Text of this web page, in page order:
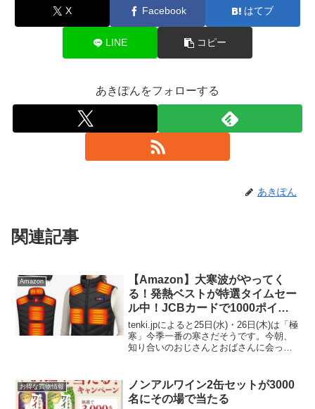
X Facebook はてブ
LINE コピー
あきぽんをフォローする
あきぽん
関連記事
Amazon
【Amazon】大寒波がやってく
る！発熱ベストが特選タイムセー
ル中！JCBカードで1000ポイン
ト還元
tenki.jpによると25日(水)・26日(木)は「極
寒」今季一番の寒さだそうです。今朝、
知り合いのおじさんとおばさんに会った
教えてもらいました。電熱ジャケットを
着て...
お得な買物情報
ノンアルワイン2缶セットが3000
名にその場で当たる